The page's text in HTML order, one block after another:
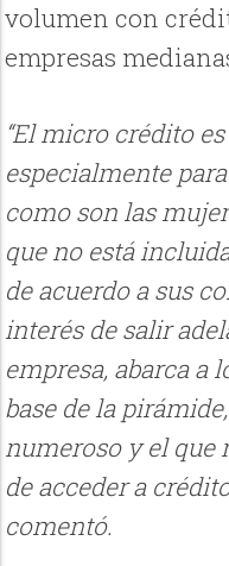
volumen con
empresas
“El micro crédito
especialmente
como son las
que no está
de acuerdo a sus
interés de salir
empresa, abarca a
base de la
numeroso y el que
de acceder a
comentó.